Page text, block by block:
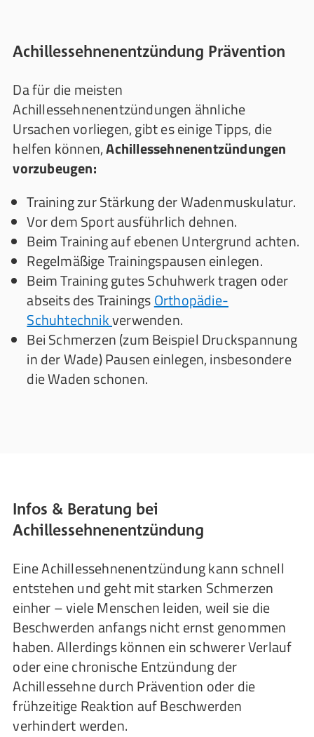
Achillessehnenentzündung Prävention
Da für die meisten
Achillessehnenentzündungen ähnliche
Ursachen vorliegen, gibt es einige Tipps, die
helfen können,Achillessehnenentzündungen
vorzubeugen:
Training zur Stärkung der Wadenmuskulatur.
Vor dem Sport ausführlich dehnen.
Beim Training auf ebenen Untergrund achten.
Regelmäßige Trainingspausen einlegen.
Beim Training gutes Schuhwerk tragen oder
abseits des TrainingsOrthopädie-
Schuhtechnikverwenden.
Bei Schmerzen (zum Beispiel Druckspannung
in der Wade) Pausen einlegen, insbesondere
die Waden schonen.
Infos & Beratung bei
Achillessehnenentzündung
Eine Achillessehnenentzündung kann schnell
entstehen und geht mit starken Schmerzen
einher – viele Menschen leiden, weil sie die
Beschwerden anfangs nicht ernst genommen
haben. Allerdings können ein schwerer Verlauf
oder eine chronische Entzündung der
Achillessehne durch Prävention oder die
frühzeitige Reaktion auf Beschwerden
verhindert werden.